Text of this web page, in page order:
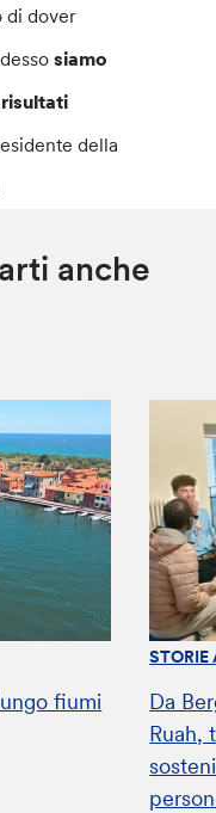
di dover
siamo
della
anche
fiumi
STORIE
Da
Ruah,